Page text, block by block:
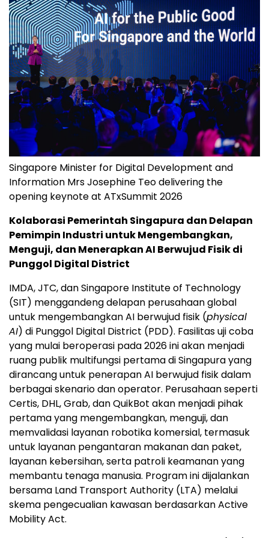
Singapore Minister for Digital Development and
Information Mrs Josephine Teo delivering the
opening keynote at ATxSummit 2026
Kolaborasi Pemerintah Singapura dan Delapan
Pemimpin Industri untuk Mengembangkan,
Menguji, dan Menerapkan AI Berwujud Fisik di
Punggol Digital District
IMDA, JTC, dan Singapore Institute of Technology
(SIT) menggandeng delapan perusahaan global
untuk mengembangkan AI berwujud fisik (physical
AI) di Punggol Digital District (PDD). Fasilitas uji coba
yang mulai beroperasi pada 2026 ini akan menjadi
ruang publik multifungsi pertama di Singapura yang
dirancang untuk penerapan AI berwujud fisik dalam
berbagai skenario dan operator. Perusahaan seperti
Certis, DHL, Grab, dan QuikBot akan menjadi pihak
pertama yang mengembangkan, menguji, dan
memvalidasi layanan robotika komersial, termasuk
untuk layanan pengantaran makanan dan paket,
layanan kebersihan, serta patroli keamanan yang
membantu tenaga manusia. Program ini dijalankan
bersama Land Transport Authority (LTA) melalui
skema pengecualian kawasan berdasarkan Active
Mobility Act.